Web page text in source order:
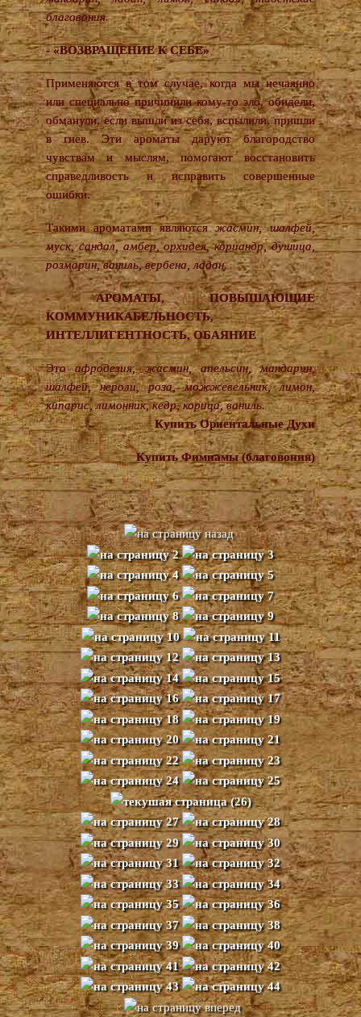
благовония.
- «ВОЗВРАЩЕНИЕ К СЕБЕ»
Применяются в том случае, когда мы нечаянно
или специально причинили кому-то зло, обидели,
обманули, если вышли из себя, вспылили, пришли
в гнев. Эти ароматы даруют благородство
чувствам и мыслям, помогают восстановить
справедливость и исправить совершенные
ошибки.
Такими ароматами являютсяжасмин, шалфей,
муск, сандал, амбер, орхидея, кориандр, душица,
розмарин, ваниль, вербена, ладан.
- АРОМАТЫ, ПОВЫШАЮЩИЕ
КОММУНИКАБЕЛЬНОСТЬ,
ИНТЕЛЛИГЕНТНОСТЬ, ОБАЯНИЕ
Этоафродезия, жасмин, апельсин, мандарин,
шалфей, нероли, роза, можжевельник, лимон,
кипарис, лимонник, кедр, корица, ваниль.
Купить Ориентальные Духи
Купить Фимиамы (благовония)